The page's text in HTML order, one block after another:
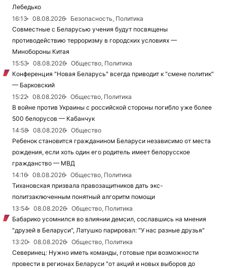
Лебедько
16:13
08.08.2026
Безопасность, Политика
Совместные с Беларусью учения будут посвящены
противодействию терроризму в городских условиях —
Минобороны Китая
15:53
08.08.2026
Общество, Политика
Конференция "Новая Беларусь" всегда приводит к "смене политик"
— Барковский
15:22
08.08.2026
Общество, Политика
В войне против Украины с российской стороны погибло уже более
500 белорусов — Кабанчук
14:58
08.08.2026
Общество
Ребенок становится гражданином Беларуси независимо от места
рождения, если хоть один его родитель имеет белорусское
гражданство — МВД
14:16
08.08.2026
Общество, Политика
Тихановская призвала правозащитников дать экс-
политзаключенным понятный алгоритм помощи
13:54
08.08.2026
Общество, Политика
Бабарико усомнился во влиянии демсил, сославшись на мнения
"друзей в Беларуси", Латушко парировал: "У нас разные друзья"
13:20
08.08.2026
Общество, Политика
Северинец: Нужно иметь команды, готовые при возможности
провести в регионах Беларуси "от акций и новых выборов до